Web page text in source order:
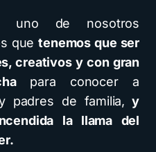
uno de nosotros
quetenemos que ser
creativos y con gran
para conocer a
padres de familia, y
la llama del